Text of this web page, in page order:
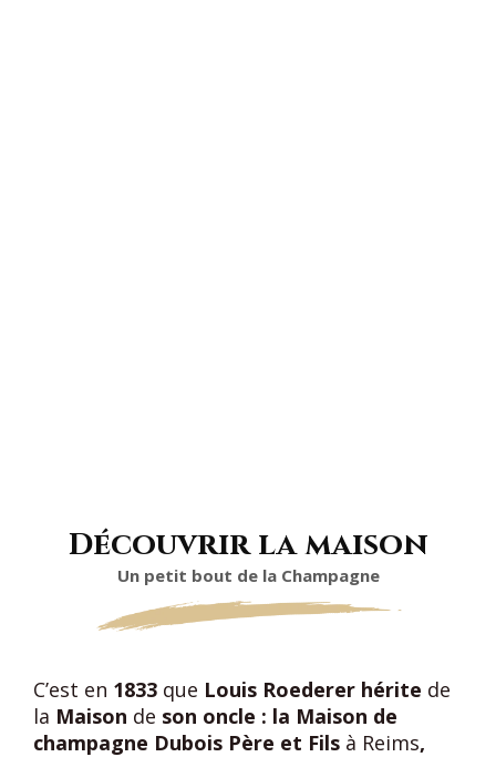
Découvrir la maison
Un petit bout de la Champagne
C’est en 1833 que Louis Roederer hérite de
la Maison de son oncle : la Maison de
champagne Dubois Père et Fils à Reims,